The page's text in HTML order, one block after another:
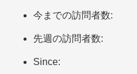
今までの訪問者数:
先週の訪問者数:
Since: